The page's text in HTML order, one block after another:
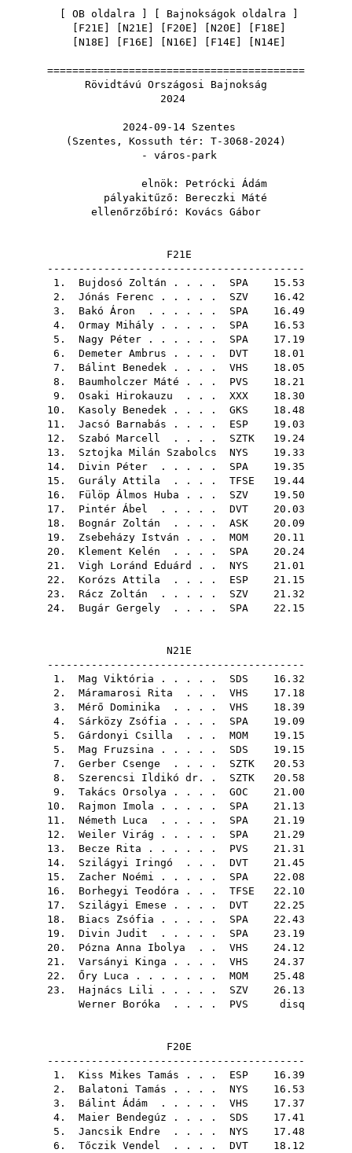
OB oldalra Bajnokságok oldalra
F21E N21E F20E N20E F18E
N18E F16E N16E F14E N14E
=========================================
Rövidtávú Országosi Bajnokság
2024
2024-09-14 Szentes
(Szentes, Kossuth tér: T-3068-2024)
- város-park
elnök: Petrócki Ádám
pályakitűző: Bereczki Máté
ellenőrzőbíró: Kovács Gábor
F21E
-----------------------------------------
1. Bujdosó Zoltán . . . . SPA 15.53
2. Jónás Ferenc . . . . . SZV 16.42
3. Bakó Áron . . . . . . SPA 16.49
4. Ormay Mihály . . . . . SPA 16.53
5. Nagy Péter . . . . . . SPA 17.19
6. Demeter Ambrus . . . . DVT 18.01
7. Bálint Benedek . . . . VHS 18.05
8. Baumholczer Máté . . . PVS 18.21
9. Osaki Hirokauzu . . . XXX 18.30
10. Kasoly Benedek . . . . GKS 18.48
11. Jacsó Barnabás . . . . ESP 19.03
12. Szabó Marcell . . . . SZTK 19.24
13. Sztojka Milán Szabolcs NYS 19.33
14. Divin Péter . . . . . SPA 19.35
15. Gurály Attila . . . . TFSE 19.44
16. Fülöp Álmos Huba . . . SZV 19.50
17. Pintér Ábel . . . . . DVT 20.03
18. Bognár Zoltán . . . . ASK 20.09
19. Zsebeházy István . . . MOM 20.11
20. Klement Kelén . . . . SPA 20.24
21. Vigh Loránd Eduárd . . NYS 21.01
22. Korózs Attila . . . . ESP 21.15
23. Rácz Zoltán . . . . . SZV 21.32
24. Bugár Gergely . . . . SPA 22.15
N21E
-----------------------------------------
1. Mag Viktória . . . . . SDS 16.32
2. Máramarosi Rita . . . VHS 17.18
3. Mérő Dominika . . . . VHS 18.39
4. Sárközy Zsófia . . . . SPA 19.09
5. Gárdonyi Csilla . . . MOM 19.15
5. Mag Fruzsina . . . . . SDS 19.15
7. Gerber Csenge . . . . SZTK 20.53
8. Szerencsi Ildikó dr. . SZTK 20.58
9. Takács Orsolya . . . . GOC 21.00
10. Rajmon Imola . . . . . SPA 21.13
11. Németh Luca . . . . . SPA 21.19
12. Weiler Virág . . . . . SPA 21.29
13. Becze Rita . . . . . . PVS 21.31
14. Szilágyi Iringó . . . DVT 21.45
15. Zacher Noémi . . . . . SPA 22.08
16. Borhegyi Teodóra . . . TFSE 22.10
17. Szilágyi Emese . . . . DVT 22.25
18. Biacs Zsófia . . . . . SPA 22.43
19. Divin Judit . . . . . SPA 23.19
20. Pózna Anna Ibolya . . VHS 24.12
21. Varsányi Kinga . . . . VHS 24.37
22. Őry Luca . . . . . . . MOM 25.48
23. Hajnács Lili . . . . . SZV 26.13
Werner Boróka . . . . PVS disq
F20E
-----------------------------------------
1. Kiss Mikes Tamás . . . ESP 16.39
2. Balatoni Tamás . . . . NYS 16.53
3. Bálint Ádám . . . . . VHS 17.37
4. Maier Bendegúz . . . . SDS 17.41
5. Jancsik Endre . . . . NYS 17.48
6. Tőczik Vendel . . . . DVT 18.12